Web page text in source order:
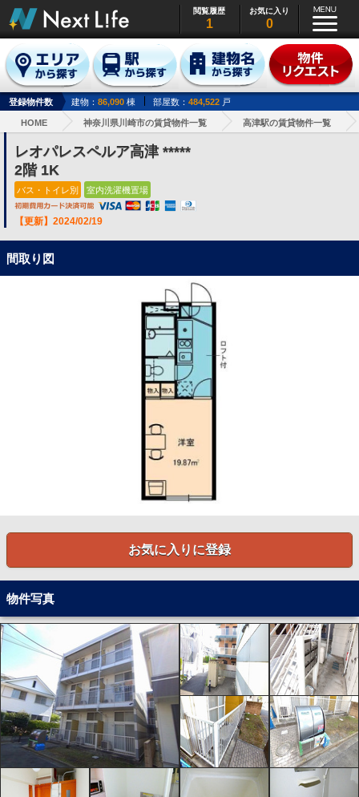
閲覧履歴
1
お気に入り
0
登録物件数 建物： 86,090 棟 部屋数： 484,522 戸
HOME 神奈川県川崎市の賃貸物件一覧 高津駅の賃貸物件一覧
レオパレスペルア高津 *****
2階 1K
バス・トイレ別 室内洗濯機置場
【更新】2024/02/19
間取り図
お気に入りに登録
物件写真